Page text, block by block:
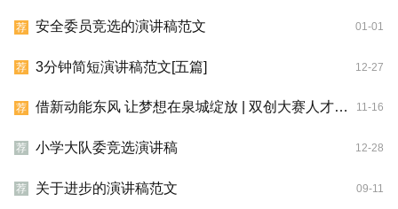
荐 安全委员竞选的演讲稿范文 01-01
荐 3分钟简短演讲稿范文[五篇] 12-27
荐 借新动能东风 让梦想在泉城绽放 | 双创大赛人才专访 11-16
荐 小学大队委竞选演讲稿 12-28
荐 关于进步的演讲稿范文 09-11